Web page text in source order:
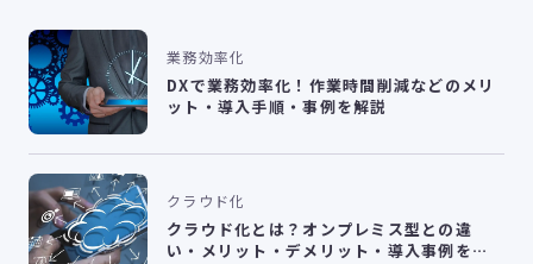
業務効率化
DXで業務効率化！作業時間削減などのメリ
ット・導入手順・事例を解説
クラウド化
クラウド化とは？オンプレミス型との違
い・メリット・デメリット・導入事例を解